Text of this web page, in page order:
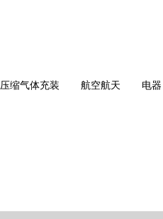
压缩气体充装 航空航天 电器